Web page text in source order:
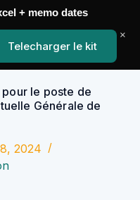
le poste de
Générale de
2024
+ memo dates
Telecharger le kit
×